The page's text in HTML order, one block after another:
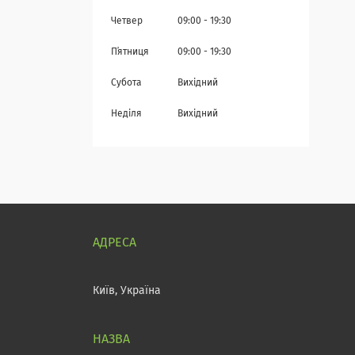
Четвер 09:00 19:30
Пʼятниця 09:00 19:30
Субота Вихідний
Неділя Вихідний
Київ, Україна